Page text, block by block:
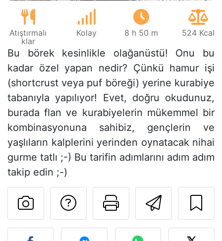
Atıştırmalı
klar
Kolay 8 h 50 m 524 Kcal
Bu börek kesinlikle olağanüstü! Onu bu
kadar özel yapan nedir? Çünkü hamur işi
(shortcrust veya puf böreği) yerine kurabiye
tabanıyla yapılıyor! Evet, doğru okudunuz,
burada flan ve kurabiyelerin mükemmel bir
kombinasyonuna sahibiz, gençlerin ve
yaşlıların kalplerini yerinden oynatacak nihai
gurme tatlı ;-) Bu tarifin adımlarını adım adım
takip edin ;-)
Bu sayfayı
Tarif sahibine bir
Bu tarifin fotoğrafını